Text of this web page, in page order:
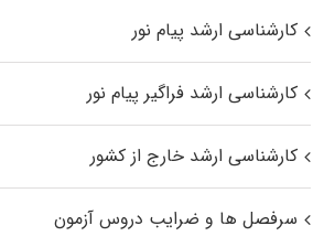
کارشناسی ارشد پیام نور
کارشناسی ارشد فراگیر پیام نور
کارشناسی ارشد خارج از کشور
سرفصل ها و ضرایب دروس آزمون